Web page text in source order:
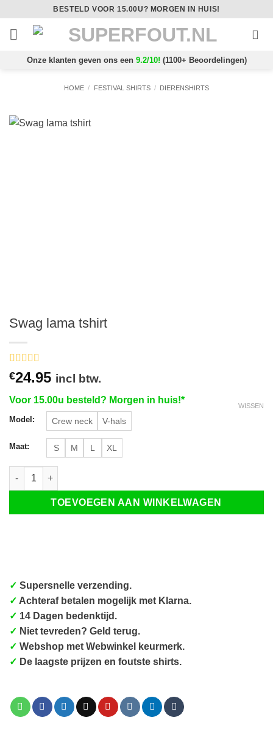
inhoud
BESTELD VOOR 15.00U? MORGEN IN HUIS!
Onze klanten geven ons een 9.2/10! (1100+ Beoordelingen)
HOME / FESTIVAL SHIRTS / DIERENSHIRTS
Swag lama tshirt
Gewaardeerd
5op 5
op
3
klant
waarderingen
€24.95 incl btw.
Voor 15.00u besteld? Morgen in huis!*
Model: Crew neck V-hals
Maat: S M L XL
WISSEN
Swag lama tshirt aantal
TOEVOEGEN AAN WINKELWAGEN
✓ Supersnelle verzending.
✓ Achteraf betalen mogelijk met Klarna.
✓ 14 Dagen bedenktijd.
✓ Niet tevreden? Geld terug.
✓ Webshop met Webwinkel keurmerk.
✓ De laagste prijzen en foutste shirts.